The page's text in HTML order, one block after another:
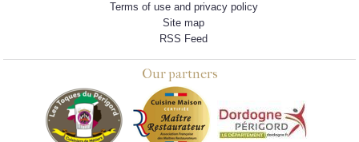
Terms of use and privacy policy
Site map
RSS Feed
Our partners